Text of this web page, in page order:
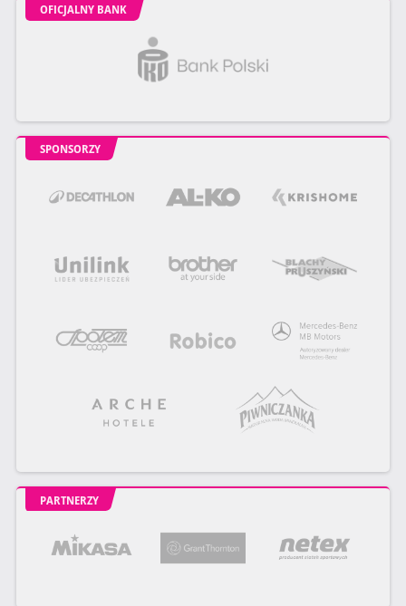
OFICJALNY BANK
SPONSORZY
PARTNERZY